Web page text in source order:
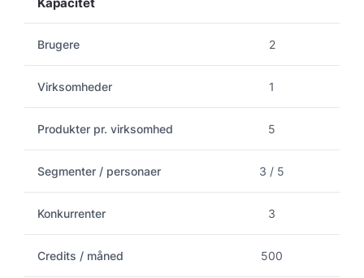
Kapacitet
Brugere 2
Virksomheder 1
Produkter pr. virksomhed 5
Segmenter / personaer 3 / 5
Konkurrenter 3
Credits / måned 500